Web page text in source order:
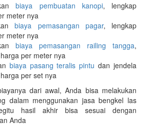
biaya pembuatan kanopi, lengkap
meter nya
biaya pemasangan pagar, lengkap
meter nya
biaya pemasangan railing tangga,
per meter nya
biaya pasang teralis pintu dan jendela
per set nya
dari awal, Anda bisa melakukan
dalam menggunakan jasa bengkel las
hasil akhir bisa sesuai dengan
Anda